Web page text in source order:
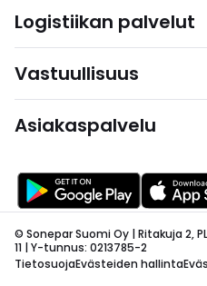
Logistiikan palvelut
Vastuullisuus
Asiakaspalvelu
© Sonepar Suomi Oy | Ritakuja 2,
11 | Y-tunnus: 0213785-2
TietosuojaEvästeiden hallinta